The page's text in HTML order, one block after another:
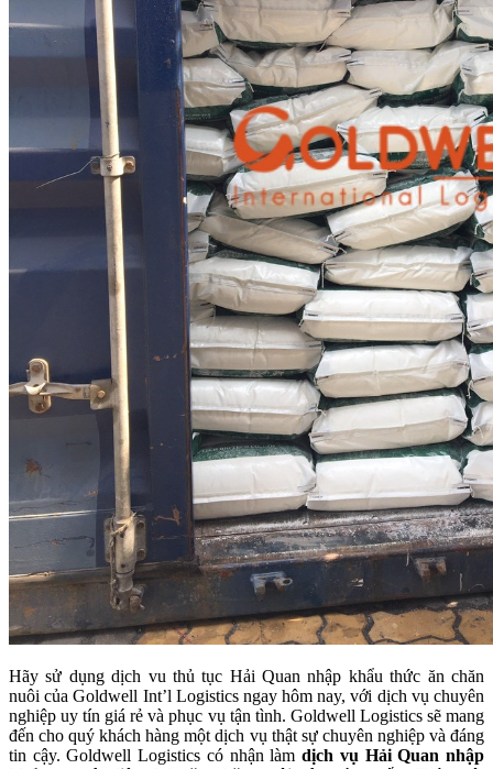
Hãy sử dụng dịch vu thủ tục Hải Quan nhập khẩu thức ăn chăn
nuôi của Goldwell Int’l Logistics ngay hôm nay, với dịch vụ chuyên
nghiệp uy tín giá rẻ và phục vụ tận tình. Goldwell Logistics sẽ mang
đến cho quý khách hàng một dịch vụ thật sự chuyên nghiệp và đáng
tin cậy. Goldwell Logistics có nhận làmdịch vụ Hải Quan nhập